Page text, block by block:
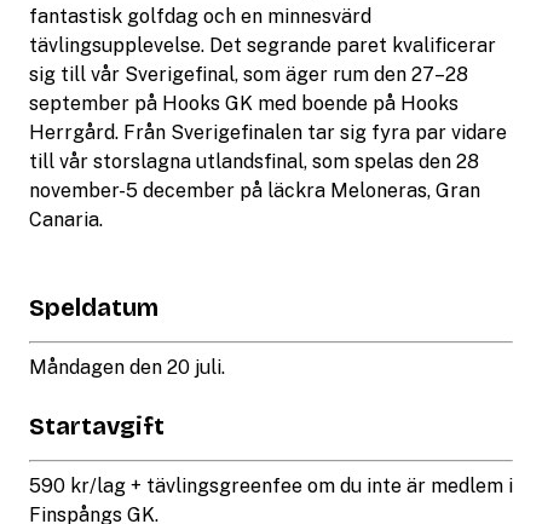
fantastisk golfdag och en minnesvärd
tävlingsupplevelse. Det segrande paret kvalificerar
sig till vår Sverigefinal, som äger rum den 27–28
september på Hooks GK med boende på Hooks
Herrgård. Från Sverigefinalen tar sig fyra par vidare
till vår storslagna utlandsfinal, som spelas den 28
november-5 december på läckra Meloneras, Gran
Canaria.
Speldatum
Måndagen den 20 juli.
Startavgift
590 kr/lag + tävlingsgreenfee om du inte är medlem i
Finspångs GK.